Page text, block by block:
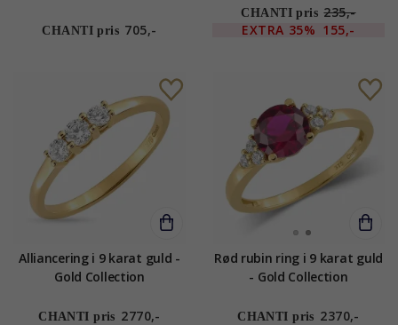
CHANTI pris 705,-
CHANTI pris 235,-
EXTRA 35% 155,-
Alliancering i 9 karat guld -
Gold Collection
CHANTI pris 2770,-
Rød rubin ring i 9 karat guld
- Gold Collection
CHANTI pris 2370,-